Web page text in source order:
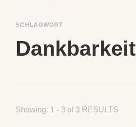
SCHLAGWORT
Dankbarkeit
Showing: 1 - 3 of 3 RESULTS